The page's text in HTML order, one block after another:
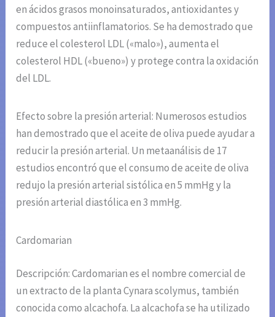
en ácidos grasos monoinsaturados, antioxidantes y
compuestos antiinflamatorios. Se ha demostrado que
reduce el colesterol LDL («malo»), aumenta el
colesterol HDL («bueno») y protege contra la oxidación
del LDL.
Efecto sobre la presión arterial: Numerosos estudios
han demostrado que el aceite de oliva puede ayudar a
reducir la presión arterial. Un metaanálisis de 17
estudios encontró que el consumo de aceite de oliva
redujo la presión arterial sistólica en 5 mmHg y la
presión arterial diastólica en 3 mmHg.
Cardomarian
Descripción: Cardomarian es el nombre comercial de
un extracto de la planta Cynara scolymus, también
conocida como alcachofa. La alcachofa se ha utilizado